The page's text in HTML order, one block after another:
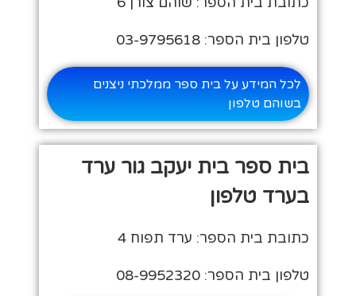
טלפון בית הספר: 03-9795618
לכל המידע על בית ספר ממלכתי ניצנים
בשוהם טלפון
בית ספר בית יעקב גור ערד
בערד טלפון
כתובת בית הספר: ערד תפוח 4
טלפון בית הספר: 08-9952320